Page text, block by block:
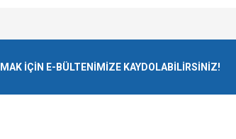
İÇİN E-BÜLTENİMİZE KAYDOLABİLİRSİNİZ!